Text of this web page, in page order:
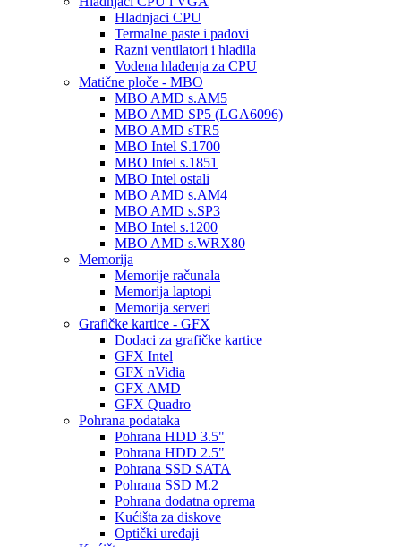
Hladnjaci CPU
Termalne paste i padovi
Razni ventilatori i hladila
Vodena hlađenja za CPU
Matične ploče - MBO
MBO AMD s.AM5
MBO AMD SP5 (LGA6096)
MBO AMD sTR5
MBO Intel S.1700
MBO Intel s.1851
MBO Intel ostali
MBO AMD s.AM4
MBO AMD s.SP3
MBO Intel s.1200
MBO AMD s.WRX80
Memorija
Memorije računala
Memorija laptopi
Memorija serveri
Grafičke kartice - GFX
Dodaci za grafičke kartice
GFX Intel
GFX nVidia
GFX AMD
GFX Quadro
Pohrana podataka
Pohrana HDD 3.5"
Pohrana HDD 2.5"
Pohrana SSD SATA
Pohrana SSD M.2
Pohrana dodatna oprema
Kućišta za diskove
Optički uređaji